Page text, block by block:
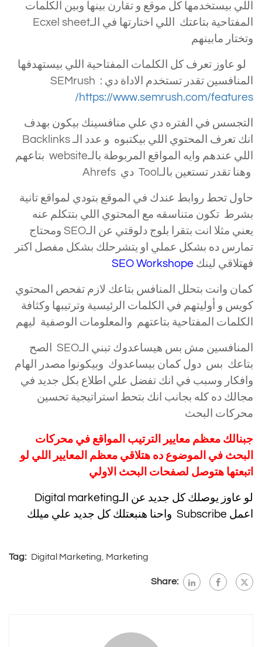
اللي بيستخدمها كل موقع و تقارن بينها وبين الكلمات
المفتاحية بتاعتك اللي اختارتها في الـEcxel sheet
وتختار مابينهم
لو عاوز تعرف كل الكلمات المفتاحية اللي بيستهدفها
المنافسين تقدر تستخدم الاداة دي SEMrush :
https://www.semrush.com/features/
التجسس في الفتره دي علي منافسينك بيكون بهدف
انك تعرف المحتوي اللي بيكتبوه و عدد الـ Backlinks
اللي عندهم وايه المواقع المربوطة بالـwebsite بتاعهم
وهنا تقدر تستعين بالـTool دي Ahrefs
حاول تحط روابط عندك في الموقع بتودي لمواقع تانية
بشرط تكون متناسقه مع المحتوي اللي بتتكلم عنه
يعني مثلا انت بتقرا بلوج دلوقتي عن الـSEO ومحتاج
تمارس ده بشكل عملي او يتشرحلك بشكل مفصل اكتر
فهتلاقي لينك SEO Workshope
كمان وانت بتحلل المنافس بتاعك لازم تفحص المحتوي
كويس و أوليتهم في الكلمات الرئيسية وترتيبها وكثافة
الكلمات المفتاحية بتاعتهم والمعلومات الوصفية ليهم
المنافسين مش بس هيساعدوك تبني الـSEO الصح
بتاعك بس دول كمان بيساعدوك وبيكونوا مصدر الهام
وافكار وسبب في انك تفضل علي اطلاع بكل جديد في
مجالك ده كله بجانب انك بتحط استراتيجية تحسين
محركات البحث
جبنالك معظم معايير الترتيب المواقع في محركات
البحث في الموضوع ده هتلاقي معظم المعايير اللي لو
اتبعتها هتوصل لصفحات البحث الاولي
اعمل Subscribe واحنا هنبعتلك كل جديد علي ميلك
Tag: Digital Marketing, Marketing
Share: